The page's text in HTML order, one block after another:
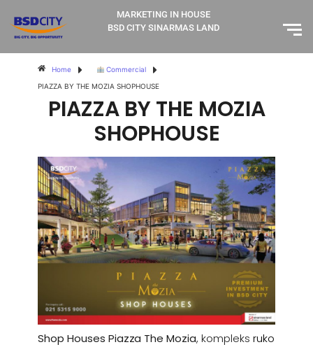
MARKETING IN HOUSE
BSD CITY SINARMAS LAND
Home
Commercial
PIAZZA BY THE MOZIA SHOPHOUSE
PIAZZA BY THE MOZIA
SHOPHOUSE
Shop Houses Piazza The Mozia, kompleks ruko